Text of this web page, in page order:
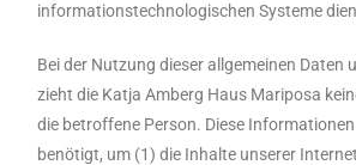
informationstechnologischen Systeme
Bei der Nutzung dieser allgemeinen Daten
zieht die Katja Amberg Haus Mariposa
die betroffene Person. Diese
benötigt, um (1) die Inhalte unserer